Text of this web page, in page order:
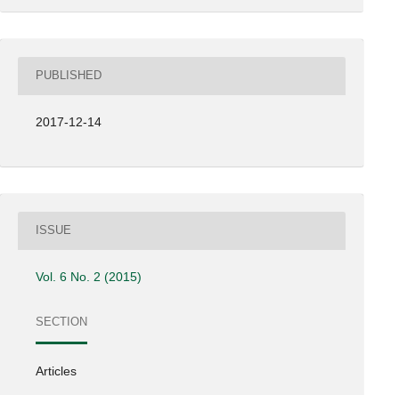
PUBLISHED
2017-12-14
ISSUE
Vol. 6 No. 2 (2015)
SECTION
Articles